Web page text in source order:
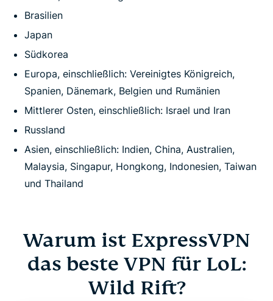
Brasilien
Japan
Südkorea
Europa, einschließlich: Vereinigtes Königreich,
Spanien, Dänemark, Belgien und Rumänien
Mittlerer Osten, einschließlich: Israel und Iran
Russland
Asien, einschließlich: Indien, China, Australien,
Malaysia, Singapur, Hongkong, Indonesien, Taiwan
und Thailand
Warum ist ExpressVPN
das beste VPN für LoL:
Wild Rift?